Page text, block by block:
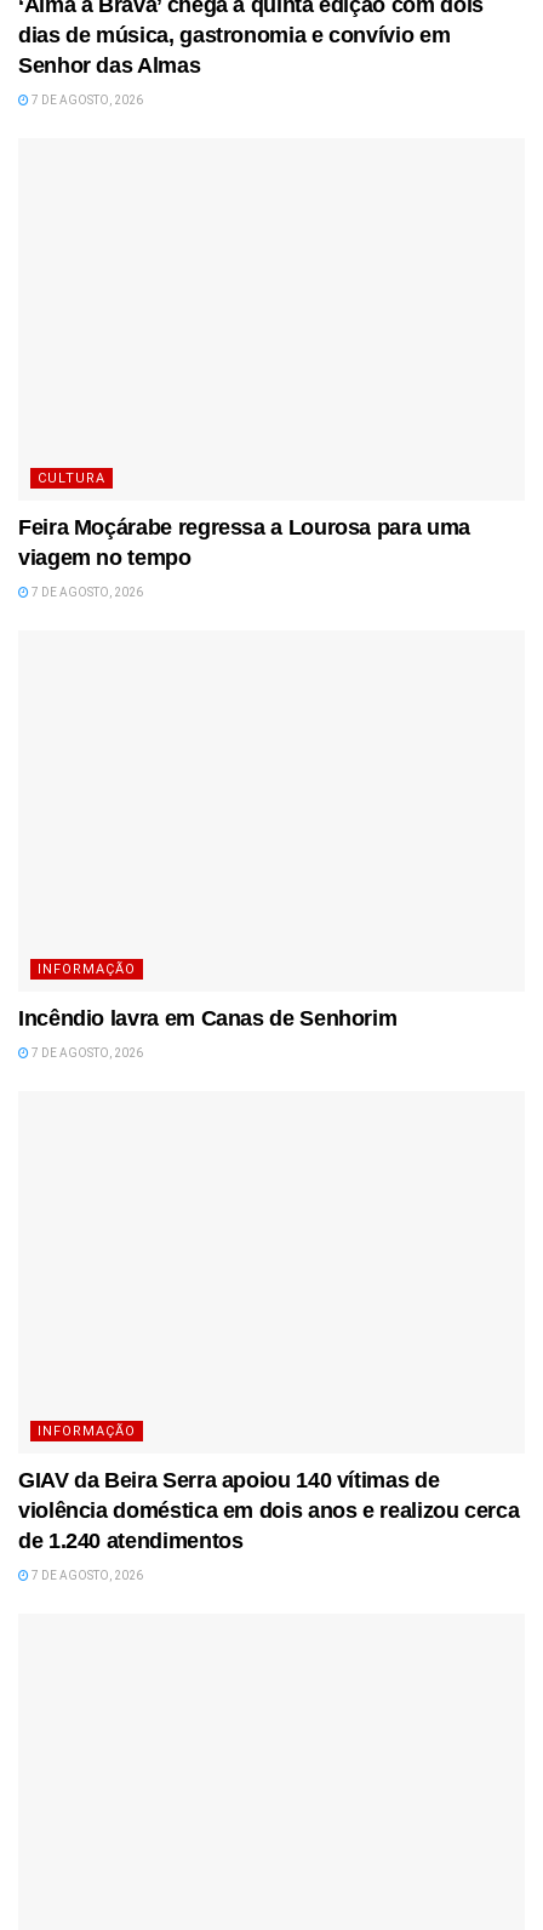
dias de música, gastronomia e convívio em
Senhor das Almas
7 DE AGOSTO, 2026
CULTURA
Feira Moçárabe regressa a Lourosa para uma
viagem no tempo
7 DE AGOSTO, 2026
INFORMAÇÃO
Incêndio lavra em Canas de Senhorim
7 DE AGOSTO, 2026
INFORMAÇÃO
GIAV da Beira Serra apoiou 140 vítimas de
violência doméstica em dois anos e realizou cerca
de 1.240 atendimentos
7 DE AGOSTO, 2026